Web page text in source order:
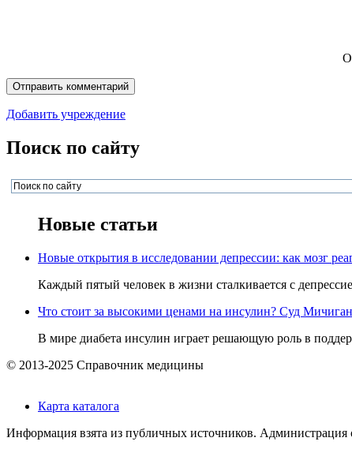
Добавить учреждение
Поиск по сайту
Новые статьи
Новые открытия в исследовании депрессии: как мозг
Каждый пятый человек в жизни сталкивается с
Что стоит за высокими ценами на инсулин? Суд
В мире диабета инсулин играет решающую роль в
© 2013-2025 Справочник медицины
Карта каталога
Информация взята из публичных источников. Администрация